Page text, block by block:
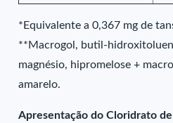
*Equivalente a 0,367 mg de
**Macrogol, butil-
magnésio, hipromelose +
amarelo.
Apresentação do Cloridrato de